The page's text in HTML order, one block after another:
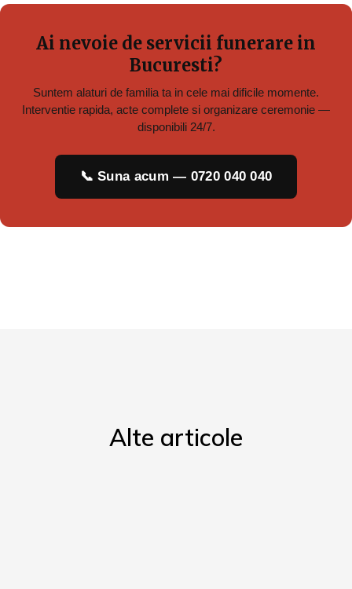
Ai nevoie de servicii funerare in
Bucuresti?
Suntem alaturi de familia ta in cele mai dificile momente.
Interventie rapida, acte complete si organizare ceremonie —
disponibili 24/7.
📞 Suna acum — 0720 040 040
Alte articole